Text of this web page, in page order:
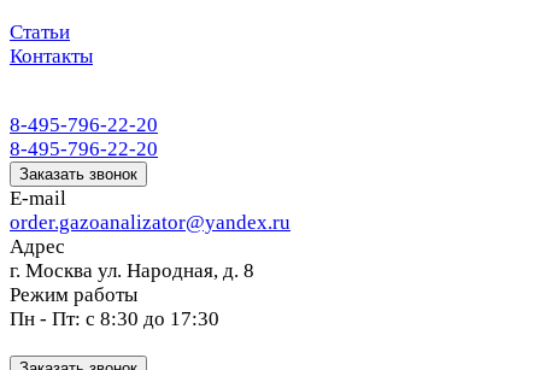
Статьи
Контакты
8-495-796-22-20
8-495-796-22-20
Заказать звонок
E-mail
order.gazoanalizator@yandex.ru
Адрес
г. Москва ул. Народная, д. 8
Режим работы
Пн - Пт: с 8:30 до 17:30